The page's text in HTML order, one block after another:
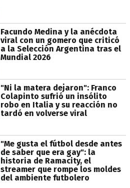
Facundo Medina y la anécdota
viral con un gomero que criticó
a la Selección Argentina tras el
Mundial 2026
"Ni la matera dejaron": Franco
Colapinto sufrió un insólito
robo en Italia y su reacción no
tardó en volverse viral
"Me gusta el fútbol desde antes
de saber que era gay": la
historia de Ramacity, el
streamer que rompe los moldes
del ambiente futbolero